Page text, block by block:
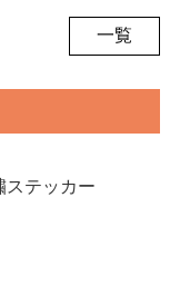
一覧
テッカー